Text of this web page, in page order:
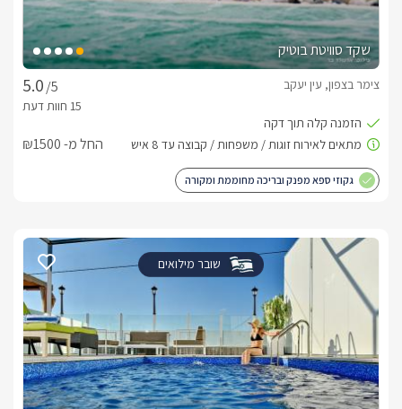
שקד סוויטת בוטיק
/5
צימר בצפון, עין יעקב
החל מ- ₪1500
גקוזי ספא מפנק ובריכה מחוממת ומקורה
שובר מילואים